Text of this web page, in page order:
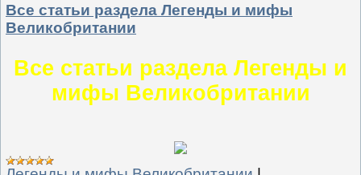
Все статьи раздела Легенды и мифы
Великобритании
Все статьи раздела Легенды и
мифы Великобритании